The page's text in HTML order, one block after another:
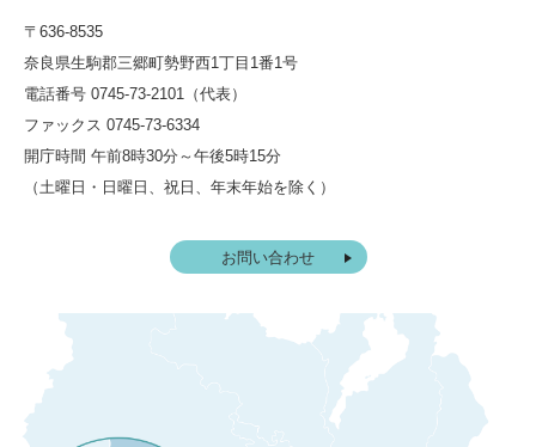
〒636-8535
奈良県生駒郡三郷町勢野西1丁目1番1号
電話番号 0745-73-2101（代表）
ファックス 0745-73-6334
開庁時間 午前8時30分～午後5時15分
（土曜日・日曜日、祝日、年末年始を除く）
お問い合わせ